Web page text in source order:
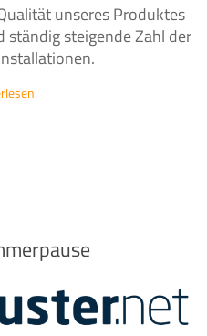
unseres Produktes
ständig steigende Zahl der